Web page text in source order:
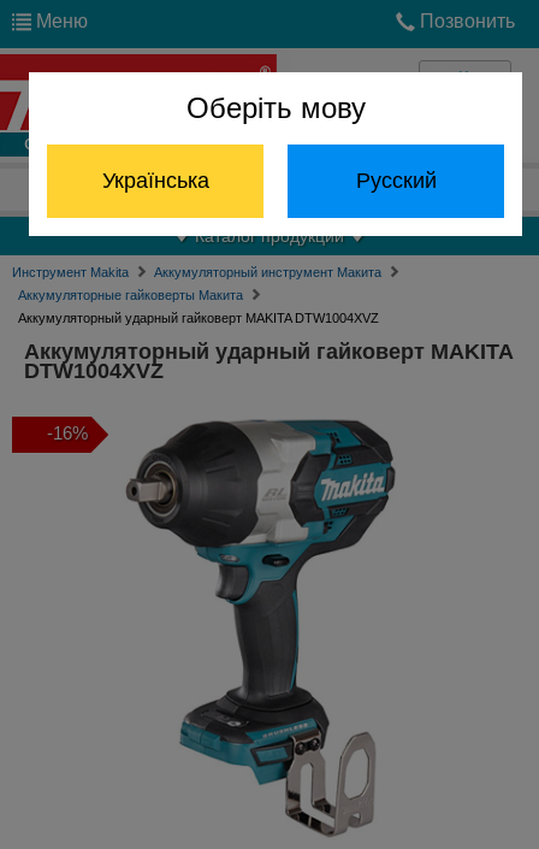
Оберіть мову
Українська Русский
Меню Позвонить
Войти
Отдел запчастей: (068) 824-24-24
Каталог продукции
Инструмент Makita
Аккумуляторный инструмент Макита
Аккумуляторные гайковерты Макита
Аккумуляторный ударный гайковерт MAKITA DTW1004XVZ
Аккумуляторный ударный гайковерт MAKITA
DTW1004XVZ
-16%